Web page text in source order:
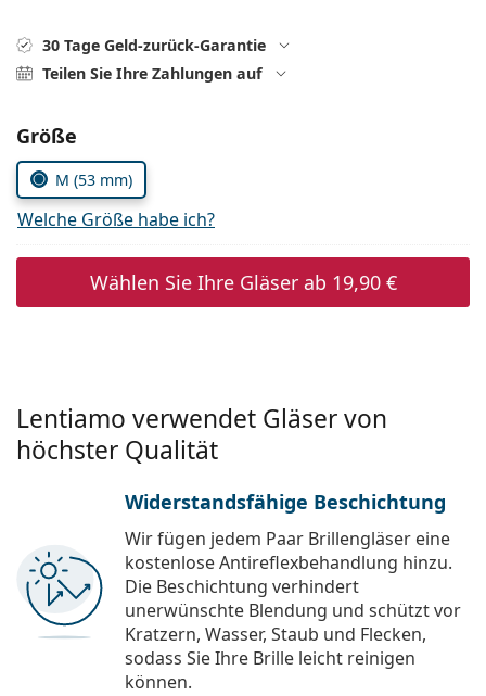
Prada
30 Tage Geld-zurück-Garantie
Teilen Sie Ihre Zahlungen auf
Parameter wählen
Größe
M (53 mm)
Welche Größe habe ich?
Wählen Sie Ihre Gläser ab 19,90 €
Lentiamo verwendet Gläser von
höchster Qualität
Widerstandsfähige Beschichtung
Wir fügen jedem Paar Brillengläser eine
kostenlose Antireflexbehandlung hinzu.
Die Beschichtung verhindert
unerwünschte Blendung und schützt vor
Kratzern, Wasser, Staub und Flecken,
sodass Sie Ihre Brille leicht reinigen
können.